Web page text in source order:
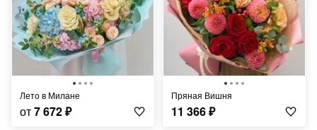
Лето в Милане
от7 672₽
Пряная Вишня
11 366₽